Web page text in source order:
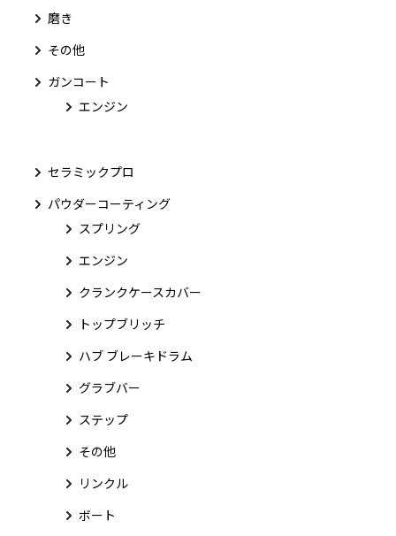
磨き
その他
ガンコート
エンジン
セラミックプロ
パウダーコーティング
スプリング
エンジン
クランクケースカバー
トップブリッチ
ハブ ブレーキドラム
グラブバー
ステップ
その他
リンクル
ボート